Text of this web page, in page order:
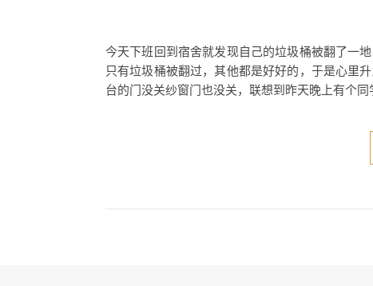
今天下班回到宿舍就发现自己的垃圾桶被翻了一
只有垃圾桶被翻过，其他都是好好的，于是心里
台的门没关纱窗门也没关，联想到昨天晚上有个同